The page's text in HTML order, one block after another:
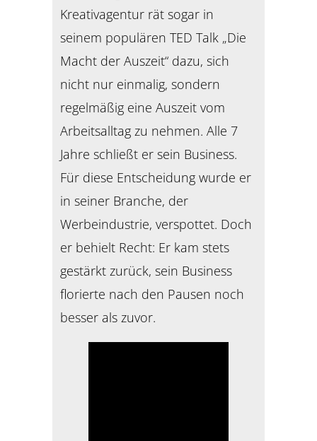
Kreativagentur rät sogar in
seinem populären TED Talk „Die
Macht der Auszeit“ dazu, sich
nicht nur einmalig, sondern
regelmäßig eine Auszeit vom
Arbeitsalltag zu nehmen. Alle 7
Jahre schließt er sein Business.
Für diese Entscheidung wurde er
in seiner Branche, der
Werbeindustrie, verspottet. Doch
er behielt Recht: Er kam stets
gestärkt zurück, sein Business
florierte nach den Pausen noch
besser als zuvor.